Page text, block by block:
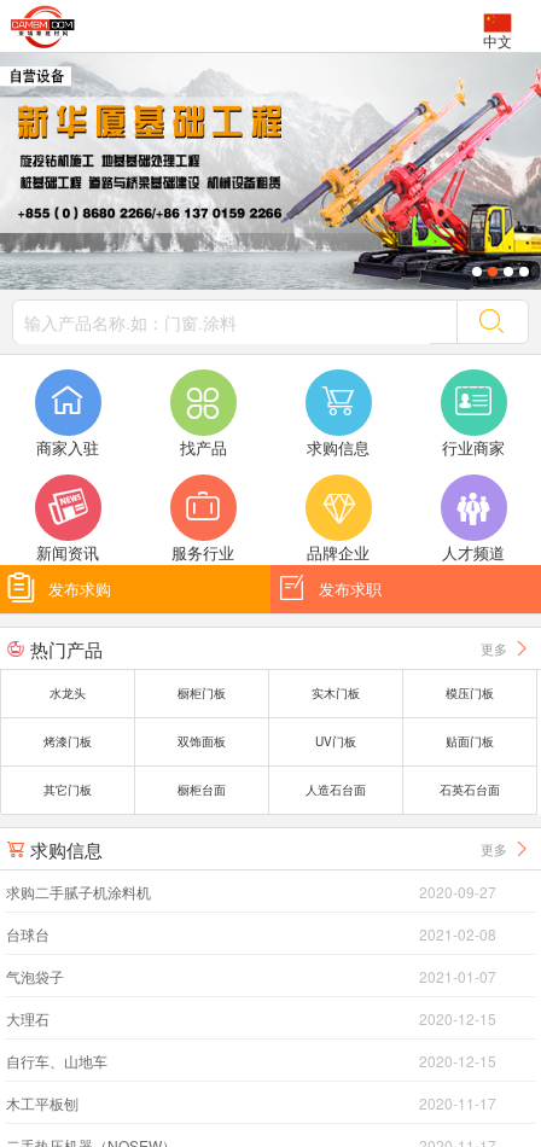
中文

商家入驻

找产品

求购信息

行业商家

新闻资讯

服务行业

品牌企业

人才频道
 发布求购  发布求职
 热门产品 更多 
水龙头 橱柜门板 实木门板 模压门板
烤漆门板 双饰面板 UV门板 贴面门板
其它门板 橱柜台面 人造石台面 石英石台面
 求购信息 更多 
求购二手腻子机涂料机 2020-09-27
台球台 2021-02-08
气泡袋子 2021-01-07
大理石 2020-12-15
自行车、山地车 2020-12-15
木工平板刨 2020-11-17